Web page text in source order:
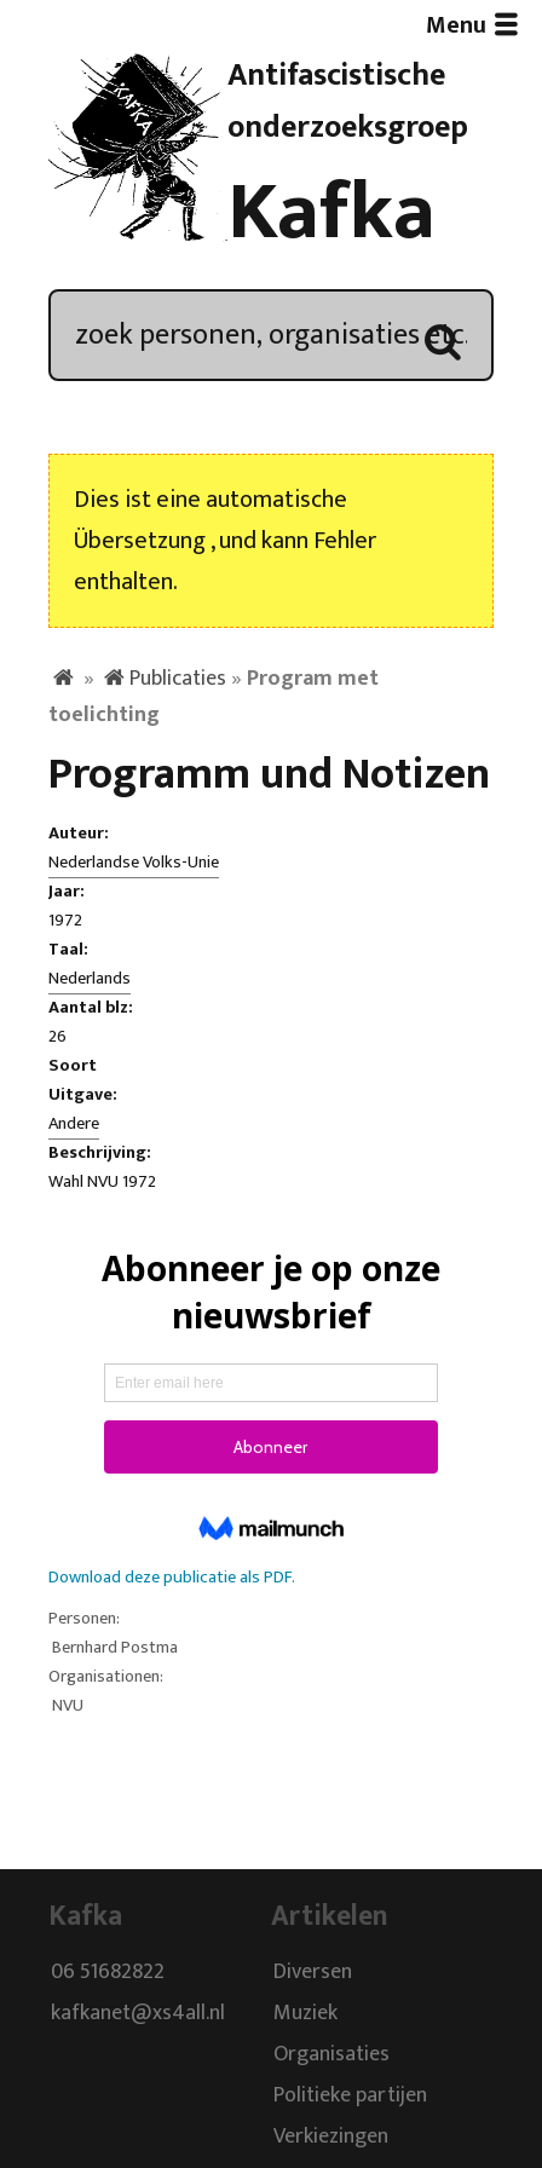
Antifascistische
onderzoeksgroep
Kafka
Menu
Artikelen
Demonstratieoverzicht
Kroniek
Nieuwsbrief
Dies ist eine automatische
Übersetzung , und kann Fehler
enthalten.
» Publicaties » Program met
toelichting
Programm und Notizen
Auteur:
Nederlandse Volks-Unie
Jaar:
1972
Taal:
Nederlands
Aantal blz:
26
Soort
Uitgave:
Andere
Beschrijving:
Wahl NVU 1972
Download deze publicatie als PDF.
Personen:
Bernhard Postma
Organisationen:
NVU
Kafka
06 51682822
kafkanet@xs4all.nl
Artikelen
Diversen
Muziek
Organisaties
Politieke partijen
Verkiezingen